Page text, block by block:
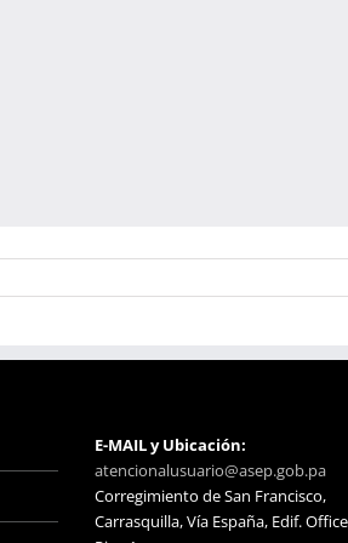
E-MAIL y Ubicación:
atencionalusuario@asep.gob.pa
Corregimiento de San Francisco,
Carrasquilla, Vía España, Edif.